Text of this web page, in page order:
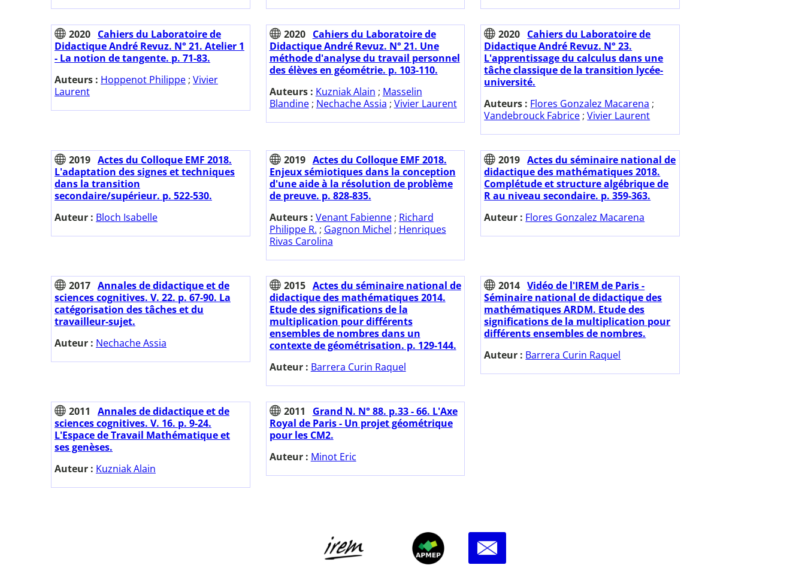
2020 Cahiers du Laboratoire de
Didactique André Revuz. N° 21. Atelier 1
- La notion de tangente. p. 71-83.
Auteurs : Hoppenot Philippe ; Vivier
Laurent
2020
Cahiers du Laboratoire de
Didactique André Revuz. N° 21. Une
méthode d'analyse du travail personnel
des élèves en géométrie. p. 103-110.
Auteurs : Kuzniak Alain ; Masselin
Blandine; Nechache Assia ; Vivier Laurent
2020 Cahiers du Laboratoire de
Didactique André Revuz. N° 23.
L'apprentissage du calculus dans une
tâche classique de la transition lycée-
université.
Auteurs : Flores Gonzalez Macarena ;
Vandebrouck Fabrice ;Vivier Laurent
2019 Actes du Colloque EMF 2018.
L'adaptation des signes et techniques
dans la transition
secondaire/supérieur. p. 522-530.
Auteur : Bloch Isabelle
2019 Actes du Colloque EMF 2018.
Enjeux sémiotiques dans la conception
d'une aide à la résolution de problème
de preuve. p. 828-835.
Auteurs : Venant Fabienne; Richard
Philippe R. ; Gagnon Michel ; Henriques
Rivas Carolina
2019 Actes du séminaire national de
didactique des mathématiques 2018.
Complétude et structure algébrique de
R au niveau secondaire. p. 359-363.
Auteur : Flores Gonzalez Macarena
2017 Annales de didactique et de
sciences cognitives. V. 22. p. 67-90. La
catégorisation des tâches et du
travailleur-sujet.
Auteur : Nechache Assia
2015 Actes du séminaire national de
didactique des mathématiques 2014.
Etude des significations de la
multiplication pour différents
ensembles de nombres dans un
contexte de géométrisation. p. 129-144.
Auteur : Barrera Curin Raquel
2014 Vidéo de l'IREM de Paris -
Séminaire national de didactique des
mathématiques ARDM. Etude des
significations de la multiplication pour
différents ensembles de nombres.
Auteur : Barrera Curin Raquel
2011
Annales de didactique et de
sciences cognitives. V. 16. p. 9-24.
L'Espace de Travail Mathématique et
ses genèses.
Auteur : Kuzniak Alain
2011
Grand N. N° 88. p.33 - 66. L'Axe
Royal de Paris - Un projet géométrique
pour les CM2.
Auteur : Minot Eric